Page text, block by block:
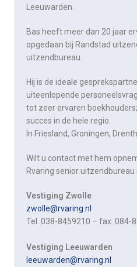
Leeuwarden.
Bas heeft meer dan 20 jaar
opgedaan bij Randstad
uitzendbureau.
Hij is de ideale
uiteenlopende
tot zeer ervaren
succes in de hele regio.
In Friesland, Groningen,
Wilt u contact met hem
Rvaring senior uitzendbureau
Vestiging Zwolle
zwolle@rvaring.nl
Tel. 038-8459210 – fax. 084-
Vestiging Leeuwarden
leeuwarden@rvaring.nl